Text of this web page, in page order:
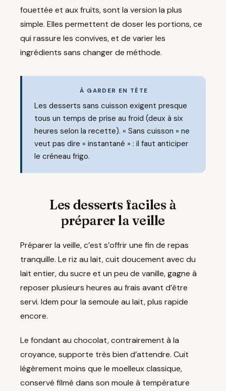
fouettée et aux fruits, sont la version la plus
simple. Elles permettent de doser les portions, ce
qui rassure les convives, et de varier les
ingrédients sans changer de méthode.
À GARDER EN TÊTE
Les desserts sans cuisson exigent presque
tous un temps de prise au froid (deux à six
heures selon la recette). « Sans cuisson » ne
veut pas dire « instantané » : il faut anticiper
le créneau frigo.
Les desserts faciles à
préparer la veille
Préparer la veille, c’est s’offrir une fin de repas
tranquille. Le riz au lait, cuit doucement avec du
lait entier, du sucre et un peu de vanille, gagne à
reposer plusieurs heures au frais avant d’être
servi. Idem pour la semoule au lait, plus rapide
encore.
Le fondant au chocolat, contrairement à la
croyance, supporte très bien d’attendre. Cuit
légèrement moins que le moelleux classique,
conservé filmé dans son moule à température